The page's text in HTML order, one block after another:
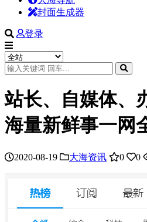
封面生成器
登录
站长、自媒体、
海量新鲜事一网
2020-08-19 大海资讯 0 0